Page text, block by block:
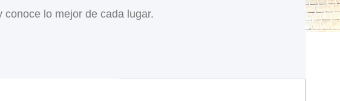
lo mejor de cada lugar.